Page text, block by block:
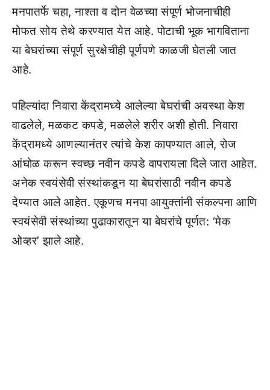
मनपातर्फे चहा, नाश्ता व दोन वेळच्या संपूर्ण भोजनाचीही
मोफत सोय तेथे करण्यात येत आहे. पोटाची भूक भागविताना
या बेघरांच्या संपूर्ण सुरक्षेचीही पूर्णपणे काळजी घेतली जात
आहे.
पहिल्यांदा निवारा केंद्रामध्ये आलेल्या बेघरांची अवस्था केश
वाढलेले, मळकट कपडे, मळलेले शरीर अशी होती. निवारा
केंद्रामध्ये आणल्यानंतर त्यांचे केश कापण्यात आले, रोज
आंघोळ करून स्वच्छ नवीन कपडे वापरायला दिले जात आहेत.
अनेक स्वयंसेवी संस्थांकडून या बेघरांसाठी नवीन कपडे
देण्यात आले आहेत. एकूणच मनपा आयुक्तांनी संकल्पना आणि
स्वयंसेवी संस्थांच्या पुढाकारातून या बेघरांचे पूर्णत: ‘मेक
ओव्हर’ झाले आहे.